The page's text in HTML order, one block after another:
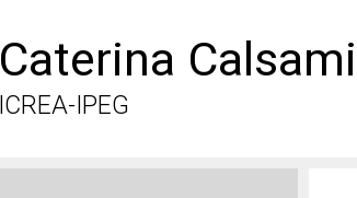
Caterina
ICREA-IPEG